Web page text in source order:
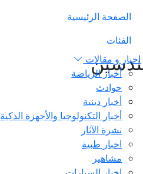
الصفحة الرئيسية
الفئات
اخبار و مقالات
أخبار الرياضة
حوادث
أخبار دينية
أخبار التكنولوجيا والأجهزة الذكية
نشرة الآثار
اخبار طبية
مشاهير